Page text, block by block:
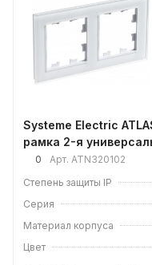
Systeme Electric
рамка 2-я
0 Арт. ATN320102
Степень защиты IP
Серия
Материал корпуса
Цвет